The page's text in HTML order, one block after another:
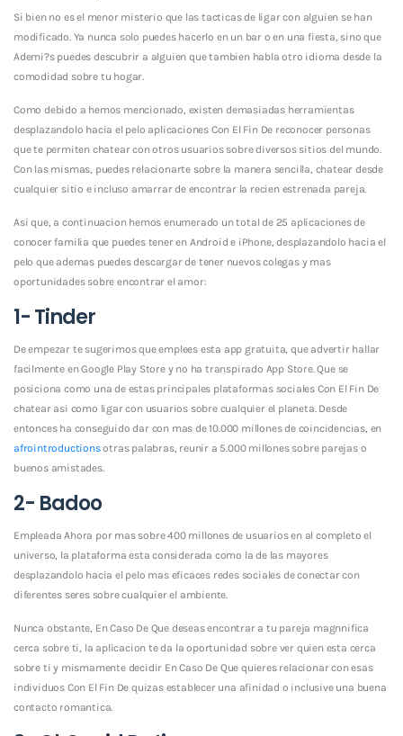
Si bien no es el menor misterio que las tacticas de ligar con alguien se han
modificado. Ya nunca solo puedes hacerlo en un bar o en una fiesta, sino que
Ademi?s puedes descubrir a alguien que tambien habla otro idioma desde la
comodidad sobre tu hogar.
Como debido a hemos mencionado, existen demasiadas herramientas
desplazandolo hacia el pelo aplicaciones Con El Fin De reconocer personas
que te permiten chatear con otros usuarios sobre diversos sitios del mundo.
Con las mismas, puedes relacionarte sobre la manera sencilla, chatear desde
cualquier sitio e incluso amarrar de encontrar la recien estrenada pareja.
Asi que, a continuacion hemos enumerado un total de 25 aplicaciones de
conocer familia que puedes tener en Android e iPhone, desplazandolo hacia el
pelo que ademas puedes descargar de tener nuevos colegas y mas
oportunidades sobre encontrar el amor:
1- Tinder
De empezar te sugerimos que emplees esta app gratuita, que advertir hallar
facilmente en Google Play Store y no ha transpirado App Store. Que se
posiciona como una de estas principales plataformas sociales Con El Fin De
chatear asi­ como ligar con usuarios sobre cualquier el planeta. Desde
entonces ha conseguido dar con mas de 10.000 millones de coincidencias, en
afrointroductionsotras palabras, reunir a 5.000 millones sobre parejas o
buenos amistades.
2- Badoo
Empleada Ahora por mas sobre 400 millones de usuarios en al completo el
universo, la plataforma esta considerada como la de las mayores
desplazandolo hacia el pelo mas eficaces redes sociales de conectar con
diferentes seres sobre cualquier el ambiente.
Nunca obstante, En Caso De Que deseas encontrar a tu pareja magnnifica
cerca sobre ti, la aplicacion te da la oportunidad sobre ver quien esta cerca
sobre ti y mismamente decidir En Caso De Que quieres relacionar con esas
individuos Con El Fin De quizas establecer una afinidad o inclusive una buena
contacto romantica.